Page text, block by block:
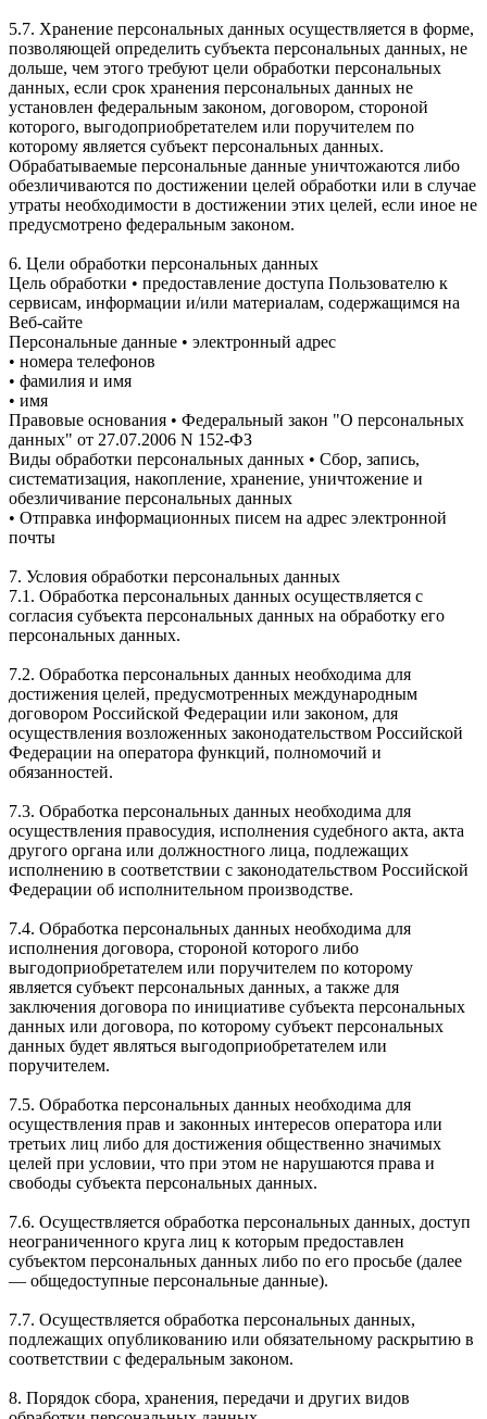
5.7. Хранение персональных данных осуществляется в форме,
позволяющей определить субъекта персональных данных, не
дольше, чем этого требуют цели обработки персональных
данных, если срок хранения персональных данных не
установлен федеральным законом, договором, стороной
которого, выгодоприобретателем или поручителем по
которому является субъект персональных данных.
Обрабатываемые персональные данные уничтожаются либо
обезличиваются по достижении целей обработки или в случае
утраты необходимости в достижении этих целей, если иное не
предусмотрено федеральным законом.
6. Цели обработки персональных данных
Цель обработки • предоставление доступа Пользователю к
сервисам, информации и/или материалам, содержащимся на
Веб-сайте
Персональные данные • электронный адрес
• номера телефонов
• фамилия и имя
• имя
Правовые основания • Федеральный закон "О персональных
данных" от 27.07.2006 N 152-ФЗ
Виды обработки персональных данных • Сбор, запись,
систематизация, накопление, хранение, уничтожение и
обезличивание персональных данных
• Отправка информационных писем на адрес электронной
почты
7. Условия обработки персональных данных
7.1. Обработка персональных данных осуществляется с
согласия субъекта персональных данных на обработку его
персональных данных.
7.2. Обработка персональных данных необходима для
достижения целей, предусмотренных международным
договором Российской Федерации или законом, для
осуществления возложенных законодательством Российской
Федерации на оператора функций, полномочий и
обязанностей.
7.3. Обработка персональных данных необходима для
осуществления правосудия, исполнения судебного акта, акта
другого органа или должностного лица, подлежащих
исполнению в соответствии с законодательством Российской
Федерации об исполнительном производстве.
7.4. Обработка персональных данных необходима для
исполнения договора, стороной которого либо
выгодоприобретателем или поручителем по которому
является субъект персональных данных, а также для
заключения договора по инициативе субъекта персональных
данных или договора, по которому субъект персональных
данных будет являться выгодоприобретателем или
поручителем.
7.5. Обработка персональных данных необходима для
осуществления прав и законных интересов оператора или
третьих лиц либо для достижения общественно значимых
целей при условии, что при этом не нарушаются права и
свободы субъекта персональных данных.
7.6. Осуществляется обработка персональных данных, доступ
неограниченного круга лиц к которым предоставлен
субъектом персональных данных либо по его просьбе (далее
— общедоступные персональные данные).
7.7. Осуществляется обработка персональных данных,
подлежащих опубликованию или обязательному раскрытию в
соответствии с федеральным законом.
8. Порядок сбора, хранения, передачи и других видов